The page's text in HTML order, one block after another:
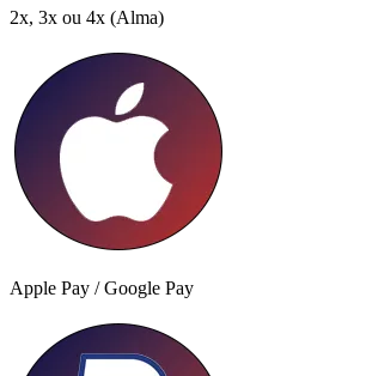
2x, 3x ou 4x (Alma)
Apple Pay / Google Pay